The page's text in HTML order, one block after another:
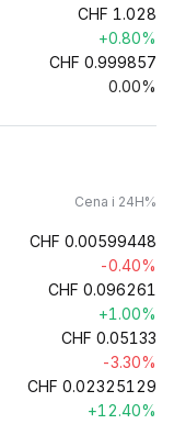
CHF 1.028
+0.80%
CHF 0.999857
0.00%
Cena i 24H%
CHF 0.00599448
-0.40%
CHF 0.096261
+1.00%
CHF 0.05133
-3.30%
CHF 0.02325129
+12.40%